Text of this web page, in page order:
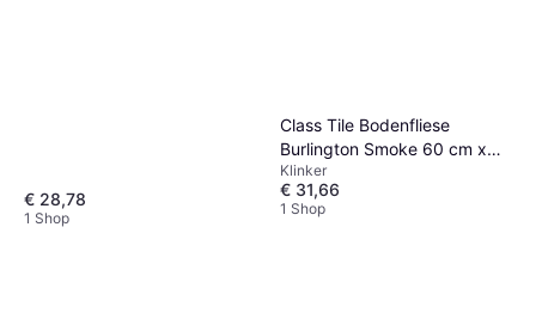
€ 28,78
1 Shop
Class Tile Bodenfliese
Burlington Smoke 60 cm x
120 cm
Klinker
€ 31,66
1 Shop